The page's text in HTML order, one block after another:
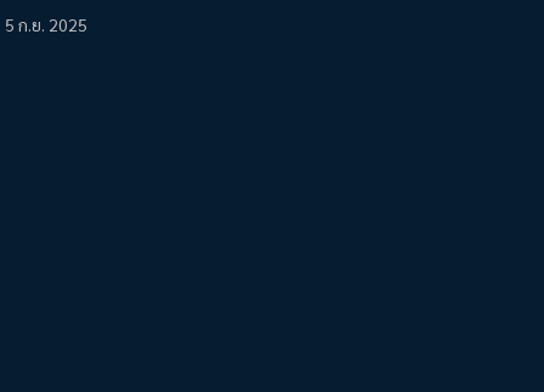
5 ก.ย. 2025